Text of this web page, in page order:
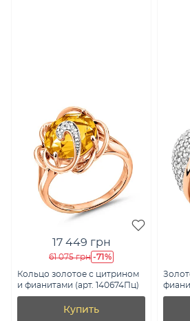
17 449 грн
61 075 грн -71%
Кольцо золотое с цитрином
и фианитами (арт. 140674Пц)
Купить